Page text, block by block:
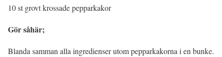
10 st grovt krossade pepparkakor
Gör såhär;
Blanda samman alla ingredienser utom pepparkakorna i en bunke.